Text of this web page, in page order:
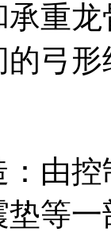
重
弓
控
等